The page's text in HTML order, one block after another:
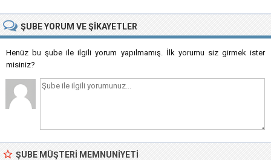
ŞUBEYORUM VE ŞIKAYETLER
Henüz bu şube ile ilgili yorum yapılmamış. İlk yorumu siz girmek ister
misiniz?
ŞUBE MÜŞTERI MEMNUNIYETI